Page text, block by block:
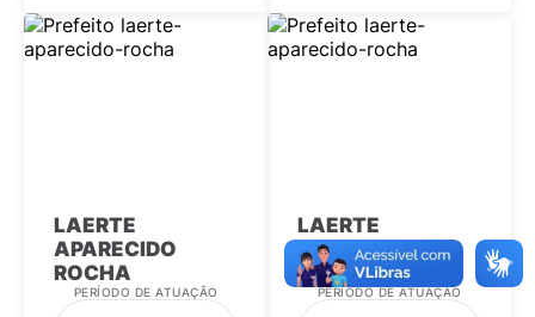
LAERTE
APARECIDO
ROCHA
PERÍODO DE ATUAÇÃO
LAERTE
APARECIDO
ROCHA
PERÍODO DE ATUAÇÃO